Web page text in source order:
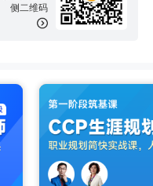
侧二维码